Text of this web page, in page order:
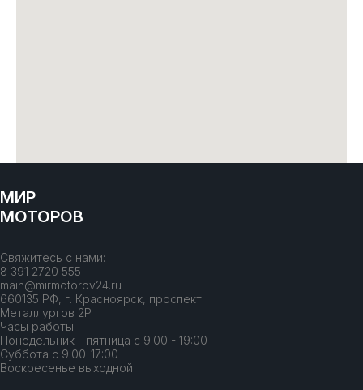
МИР
МОТОРОВ
Свяжитесь с нами:
8 391 2720 555
main@mirmotorov24.ru
660135 РФ, г. Красноярск, проспект
Металлургов 2Р
Часы работы:
Понедельник - пятница с 9:00 - 19:00
Суббота с 9:00-17:00
Воскресенье выходной